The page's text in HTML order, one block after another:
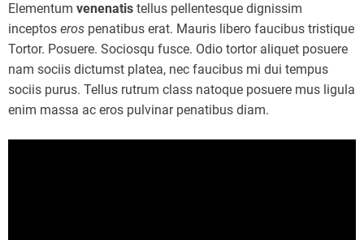
Elementum venenatis tellus pellentesque dignissim
inceptos eros penatibus erat. Mauris libero faucibus tristique
Tortor. Posuere. Sociosqu fusce. Odio tortor aliquet posuere
nam sociis dictumst platea, nec faucibus mi dui tempus
sociis purus. Tellus rutrum class natoque posuere mus ligula
enim massa ac eros pulvinar penatibus diam.